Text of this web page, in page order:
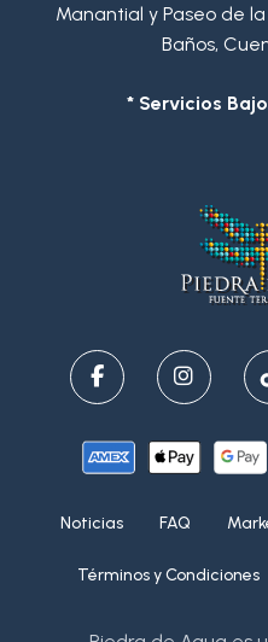
Manantial y Paseo de
Baños,
* Servicios
Noticias FAQ
Términos y Condiciones